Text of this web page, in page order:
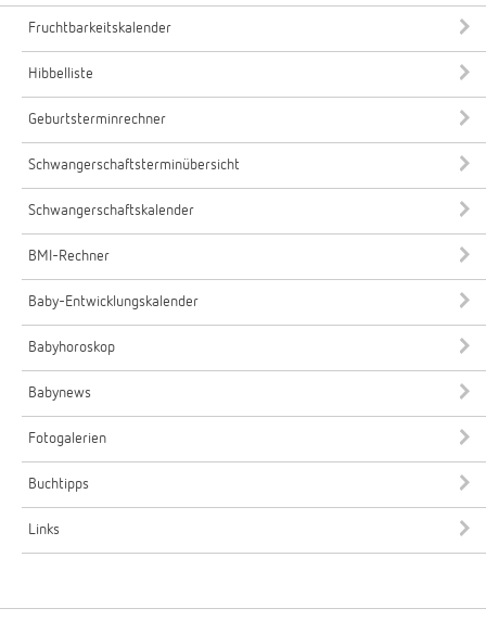
Fruchtbarkeitskalender
Hibbelliste
Geburtsterminrechner
Schwangerschaftsterminübersicht
Schwangerschaftskalender
BMI-Rechner
Baby-Entwicklungskalender
Babyhoroskop
Babynews
Fotogalerien
Buchtipps
Links